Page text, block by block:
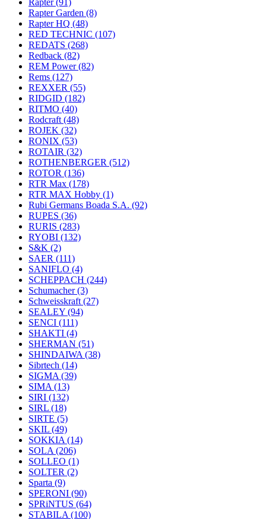
Rapter(91)
Rapter Garden (8)
Rapter HQ (48)
RED TECHNIC (107)
REDATS (268)
Redback (82)
REM Power(82)
Rems (127)
REXXER (55)
RIDGID (182)
RITMO (40)
Rodcraft (48)
ROJEK (32)
RONIX (53)
ROTAIR (32)
ROTHENBERGER (512)
ROTOR (136)
RTR Max (178)
RTR MAX Hobby (1)
Rubi Germans Boada S.A. (92)
RUPES (36)
RURIS (283)
RYOBI (132)
S&K (2)
SAER (111)
SANIFLO (4)
SCHEPPACH (244)
Schumacher(3)
Schweisskraft (27)
SEALEY (94)
SENCI (111)
SHAKTI (4)
SHERMAN (51)
SHINDAIWA (38)
Sibrtech (14)
SIGMA (39)
SIMA (13)
SIRI (132)
SIRL (18)
SIRTE (5)
SKIL (49)
SOKKIA (14)
SOLA (206)
SOLLEO (1)
SOLTER (2)
Sparta (9)
SPERONI (90)
SPRiNTUS (64)
STABILA (100)